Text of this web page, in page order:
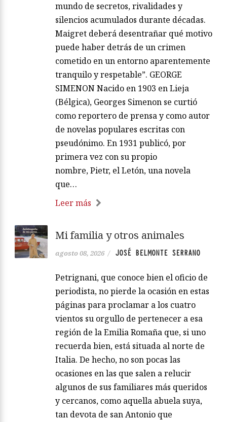
mundo de secretos, rivalidades y
silencios acumulados durante décadas.
Maigret deberá desentrañar qué motivo
puede haber detrás de un crimen
cometido en un entorno aparentemente
tranquilo y respetable”. GEORGE
SIMENON Nacido en 1903 en Lieja
(Bélgica), Georges Simenon se curtió
como reportero de prensa y como autor
de novelas populares escritas con
pseudónimo. En 1931 publicó, por
primera vez con su propio
nombre, Pietr, el Letón, una novela
que…
Leer más
Mi familia y otros animales
agosto 08, 2026 / JOSÉ BELMONTE SERRANO
Petrignani, que conoce bien el oficio de
periodista, no pierde la ocasión en estas
páginas para proclamar a los cuatro
vientos su orgullo de pertenecer a esa
región de la Emilia Romaña que, si uno
recuerda bien, está situada al norte de
Italia. De hecho, no son pocas las
ocasiones en las que salen a relucir
algunos de sus familiares más queridos
y cercanos, como aquella abuela suya,
tan devota de san Antonio que